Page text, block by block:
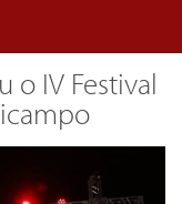
o IV Festival